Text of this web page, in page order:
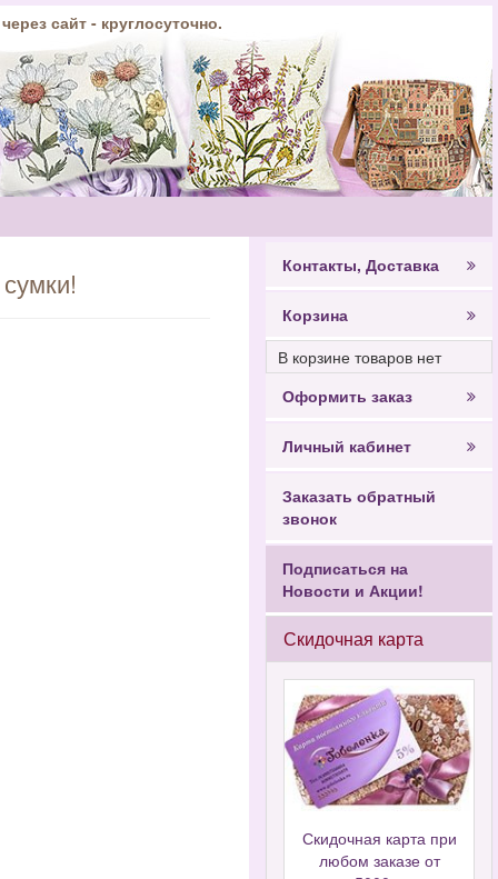
сайт - круглосуточно.
Контакты, Доставка
Корзина
В корзине товаров нет
Оформить заказ
Личный кабинет
Заказать обратный
звонок
Подписаться на
Новости и Акции!
Скидочная карта
Скидочная карта при
любом заказе от